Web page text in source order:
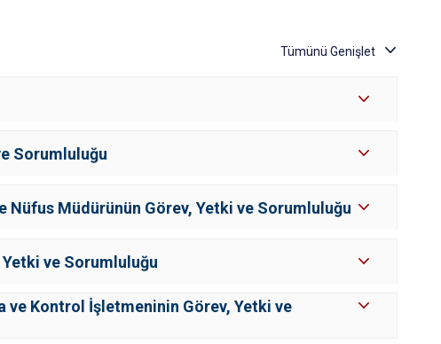
Sorumluluğu
Müdürünün Görev, Yetki ve Sorumluluğu
ve Sorumluluğu
ve Kontrol İşletmeninin Görev, Yetki ve